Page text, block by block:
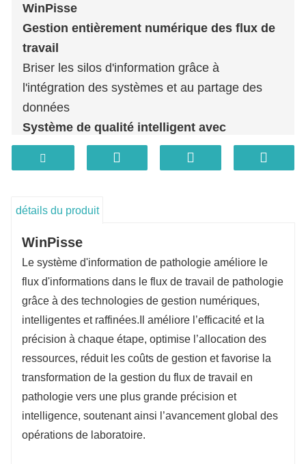
WinPisse
Gestion entièrement numérique des flux de
travail
Briser les silos d'information grâce à
l'intégration des systèmes et au partage des
données
Système de qualité intelligent avec
surveillance en temps réel
Examen multi-niveaux et analyse de données
Base de données de cas personnalisable
la demande
Interface conviviale
Simple, intuitif et facile à utiliser
détails du produit
WinPisse
Le système d'information de pathologie améliore le
flux d'informations dans le flux de travail de pathologie
grâce à des technologies de gestion numériques,
intelligentes et raffinées. Il améliore l’efficacité et la
précision à chaque étape, optimise l’allocation des
ressources, réduit les coûts de gestion et favorise la
transformation de la gestion du flux de travail en
pathologie vers une plus grande précision et
intelligence, soutenant ainsi l’avancement global des
opérations de laboratoire.